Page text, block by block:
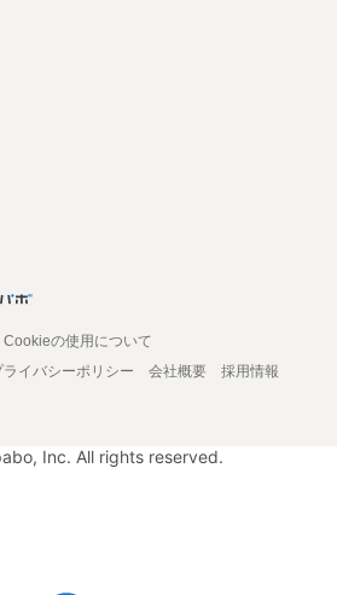
Cookieの使用について
ライバシーポリシー 会社概要
採用情報
Inc. All rights reserved.